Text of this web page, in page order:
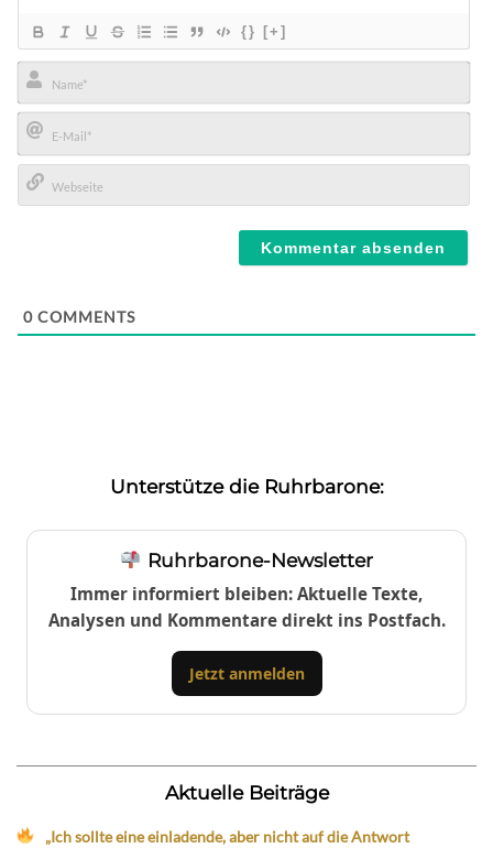
{} [+]
Name*
E-
Mail*
0 COMMENTS
Unterstütze die Ruhrbarone:
Ruhrbarone-Newsletter
Immer informiert bleiben: Aktuelle Texte,
Analysen und Kommentare direkt ins Postfach.
Jetzt anmelden
Aktuelle Beiträge
„Ich sollte eine einladende, aber nicht auf die Antwort